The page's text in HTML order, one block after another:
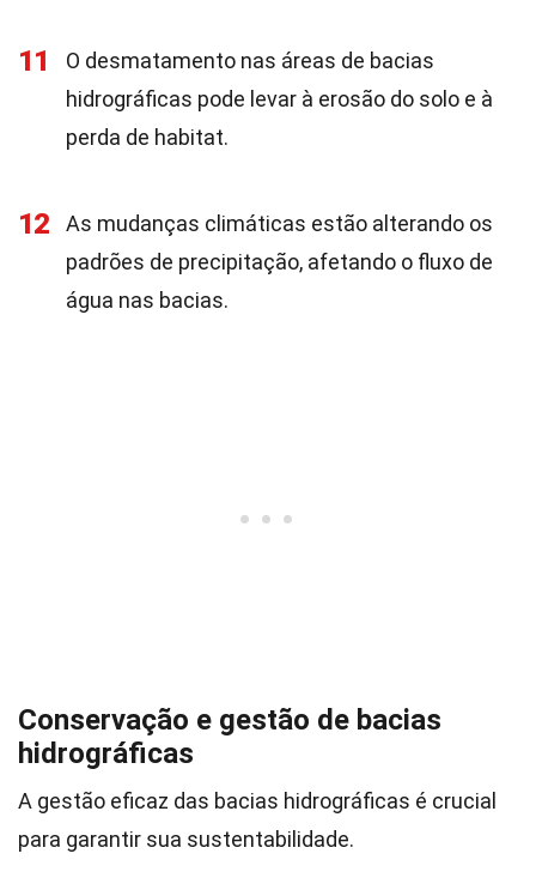
11
O desmatamento nas áreas de bacias
hidrográficas pode levar à erosão do solo e à
perda de habitat.
12
As mudanças climáticas estão alterando os
padrões de precipitação, afetando o fluxo de
água nas bacias.
Conservação e gestão de bacias
hidrográficas
A gestão eficaz das bacias hidrográficas é crucial
para garantir sua sustentabilidade.